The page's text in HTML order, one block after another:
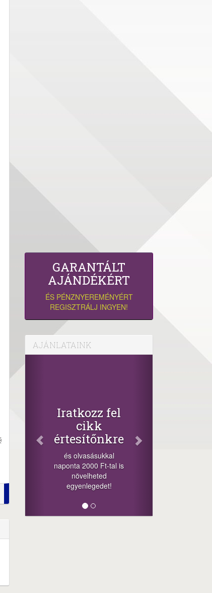
GARANTÁLT
AJÁNDÉKÉRT
ÉS PÉNZNYEREMÉNYÉRT
REGISZTRÁLJ INGYEN!
AJÁNLATAINK
Iratkozz fel
cikk
értesítőnkre
és olvasásukkal
naponta 2000 Ft-tal is
növelheted
egyenlegedet!